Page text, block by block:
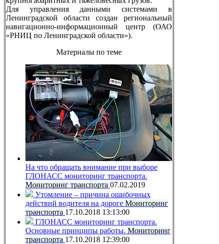
Для управления данными системами в
Ленинградской области создан региональный
навигационно-информационный центр (ОАО
«РНИЦ по Ленинградской области»).
Материалы по теме
На что обращать внимание при выборе
ГЛОНАСС мониторинг транспорта.
Мониторинг транспорта 07.02.2019
Утомление – причина ошибочных
действий водителя на дороге Мониторинг
транспорта 17.10.2018 13:13:00
ГЛОНАСС мониторинг транспорта.
Основные принципы работы. Мониторинг
транспорта 17.10.2018 12:39:00